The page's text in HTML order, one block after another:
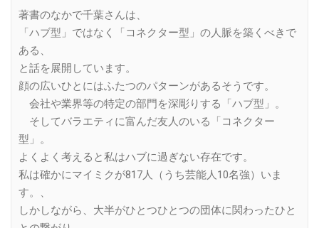
著書のなかで千葉さんは、
「ハブ型」ではなく「コネクター型」の人脈を築くべきで
ある、
と話を展開しています。
顔の広いひとにはふたつのパターンがあるそうです。
会社や業界等の特定の部門を深彫りする「ハブ型」。
そしてバラエティに富んだ友人のいる「コネクター
型」。
よくよく考えると私はハブに過ぎない存在です。
私は確かにマイミクが817人（うち芸能人10名強）いま
す。、
しかしながら、大半がひとつひとつの団体に関わったひと